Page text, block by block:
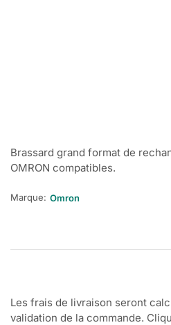
Brassard grand format de
OMRON compatibles.
Marque: Omron
Les frais de livraison seront
validation de la commande.